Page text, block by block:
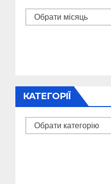
Архіви
КАТЕГОРІЇ
Категорії